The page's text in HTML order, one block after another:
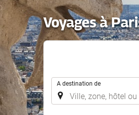
Voyages à
A destination de